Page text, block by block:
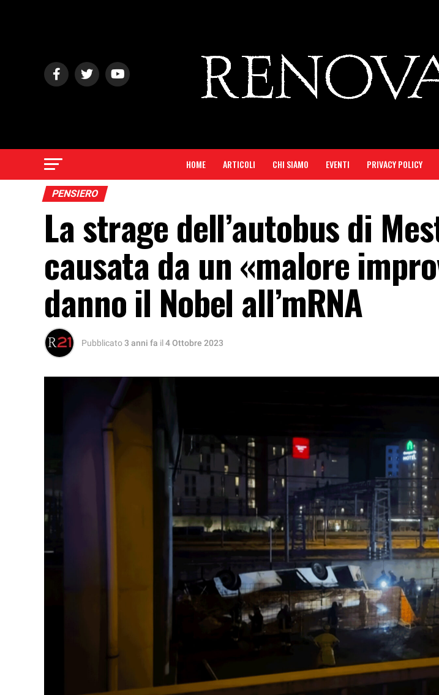
HOME ARTICOLI CHI SIAMO EVENTI PRIVACY POLICY
PENSIERO
La strage dell’autobus di
causata da un «malore
danno il Nobel all’mRNA
Pubblicato3 anni fa il4 Ottobre 2023